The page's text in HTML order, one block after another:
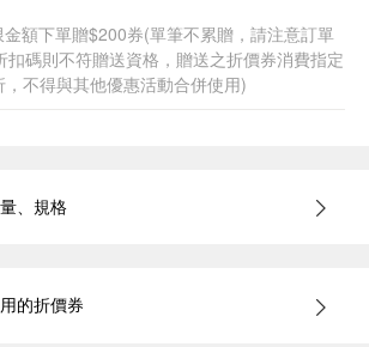
額下單贈$200券(單筆不累贈，請注意訂單
扣碼則不符贈送資格，贈送之折價券消費指定
不得與其他優惠活動合併使用)
、規格
的折價券